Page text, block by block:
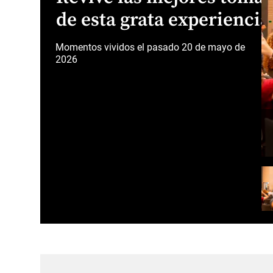
de esta grata experiencia.
Momentos vividos el pasado 20 de mayo de
2026